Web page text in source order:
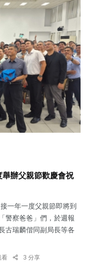
辦父親節歡慶會祝
一年一度父親節即將到
警察爸爸」們，於週報
古瑞麟偕同副局長等各
看 3 分享